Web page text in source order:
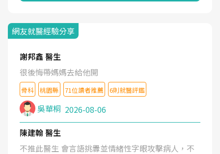
網友就醫經驗分享
謝邦鑫 醫生
很後悔帶媽媽去給他開
骨科 桃園縣 71位讀者推薦 6則就醫評鑑
吳華桐 2026-08-06
陳建翰 醫生
不推此醫生 會言語挑釁並情緒性字眼攻擊病人，不